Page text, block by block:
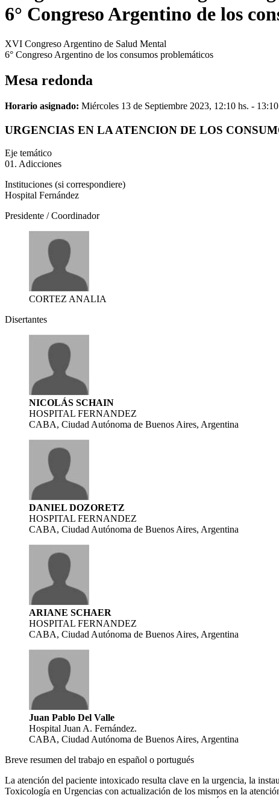
6° Congreso Argentino de los
XVI Congreso Argentino de Salud Mental
6° Congreso Argentino de los consumos problemáticos
Mesa redonda
Horario asignado: Miércoles 13 de Septiembre 2023, 12:10 hs. -
URGENCIAS EN LA ATENCION DE LOS
Eje temático
01. Adicciones
Instituciones (si correspondiere)
Hospital Fernández
Presidente / Coordinador
CORTEZ ANALIA
Disertantes
NICOLÁS SCHAIN
HOSPITAL FERNANDEZ
CABA, Ciudad Autónoma de Buenos Aires, Argentina
DANIEL DOZORETZ
HOSPITAL FERNANDEZ
CABA, Ciudad Autónoma de Buenos Aires, Argentina
ARIANE SCHAER
HOSPITAL FERNANDEZ
CABA, Ciudad Autónoma de Buenos Aires, Argentina
Juan Pablo Del Valle
Hospital Juan A. Fernández.
CABA, Ciudad Autónoma de Buenos Aires, Argentina
Breve resumen del trabajo en español o portugués
La atención del paciente intoxicado resulta clave en la urgencia, la
Toxicología en Urgencias con actualización de los mismos en la